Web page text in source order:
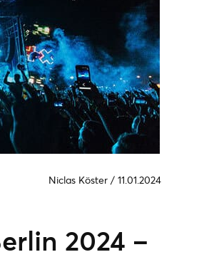
Niclas Köster / 11.01.2024
2024 –